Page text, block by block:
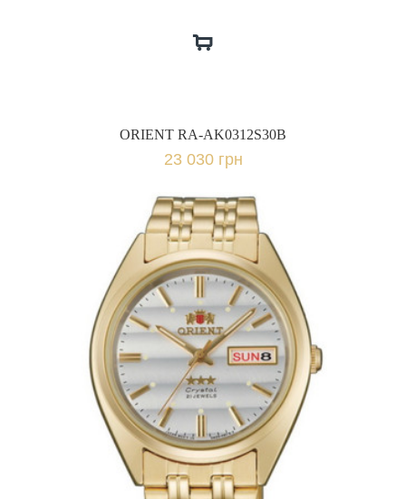
ORIENT RA-AK0312S30B
23 030 грн